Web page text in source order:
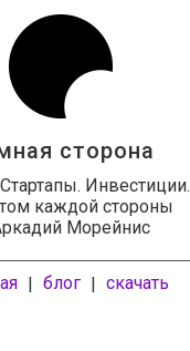
сторона
Инвестиции.
каждой стороны
Морейнис
| блог | скачать